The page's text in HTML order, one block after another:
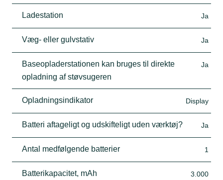
Ladestation Ja
Væg- eller gulvstativ Ja
Baseopladerstationen kan bruges til direkte
opladning af støvsugeren
Ja
Opladningsindikator Display
Batteri aftageligt og udskifteligt uden værktøj? Ja
Antal medfølgende batterier 1
Batterikapacitet, mAh 3.000